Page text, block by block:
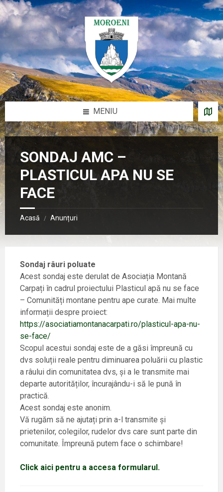
Sari
la
conținut
Salt
la
bara
laterală
stângă
Salt
la
bara
laterală
dreaptă
Salt
la
subsol
MENIU
SONDAJ AMC –
PLASTICUL APA NU SE
FACE
Acasă / Anunțuri
Sondaj râuri poluate
Acest sondaj este derulat de Asociația Montană
Carpați în cadrul proiectului Plasticul apă nu se face
– Comunități montane pentru ape curate. Mai multe
informații despre proiect:
https://asociatiamontanacarpati.ro/plasticul-apa-nu-
se-face/
Scopul acestui sondaj este de a găsi împreună cu
dvs soluții reale pentru diminuarea poluării cu plastic
a râului din comunitatea dvs, și a le transmite mai
departe autorităților, încurajându-i să le pună în
practică.
Acest sondaj este anonim.
Vă rugăm să ne ajutați prin a-l transmite și
prietenilor, colegilor, rudelor dvs care sunt parte din
comunitate. Împreună putem face o schimbare!
Click aici pentru a accesa formularul.